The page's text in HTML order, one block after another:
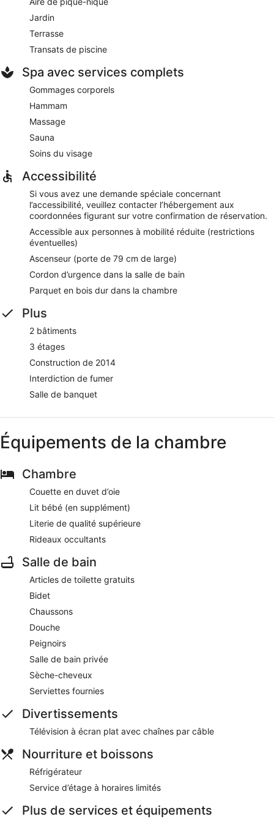
Jardin
Terrasse
Transats de piscine
Spa avec services complets
Gommages corporels
Hammam
Massage
Sauna
Soins du visage
Accessibilité
Si vous avez une demande spéciale concernant
l’accessibilité, veuillez contacter l’hébergement aux
coordonnées figurant sur votre confirmation de réservation.
Accessible aux personnes à mobilité réduite (restrictions
éventuelles)
Ascenseur (porte de 79 cm de large)
Cordon d’urgence dans la salle de bain
Parquet en bois dur dans la chambre
Plus
2 bâtiments
3 étages
Construction de 2014
Interdiction de fumer
Salle de banquet
Équipements de la chambre
Chambre
Couette en duvet d’oie
Lit bébé (en supplément)
Literie de qualité supérieure
Rideaux occultants
Salle de bain
Articles de toilette gratuits
Bidet
Chaussons
Douche
Peignoirs
Salle de bain privée
Sèche-cheveux
Serviettes fournies
Divertissements
Télévision à écran plat avec chaînes par câble
Nourriture et boissons
Réfrigérateur
Service d’étage à horaires limités
Plus de services et équipements